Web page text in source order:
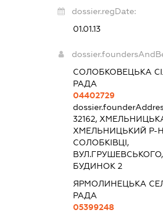
dossier.regDate:
01.01.13
СОЛОБКОВЕЦЬКА
РАДА
04402729
32162,
ХМЕЛЬНИЦЬКИЙ Р-
СОЛОБКІВЦІ,
ВУЛ.ГРУШЕВСЬКОГО,
БУДИНОК 2
ЯРМОЛИНЕЦЬКА
РАДА
05399248